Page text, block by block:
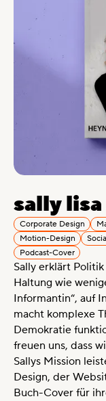
sally
Corporate Design
Motion-Design
Podcast-Cover
Sally erklärt
Haltung wie
Informantin“, auf
macht komplexe
Demokratie
freuen uns, dass
Sallys Mission
Design, der
Buch-Cover für